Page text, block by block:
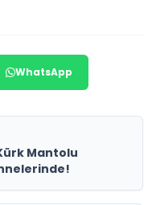
WhatsApp
Mantolu